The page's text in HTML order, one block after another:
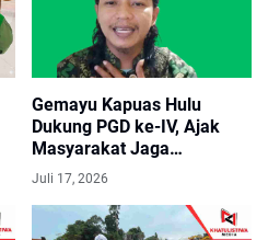
Gemayu Kapuas Hulu
Dukung PGD ke-IV, Ajak
Masyarakat Jaga
Persatuan dan Kerukunan
Juli 17, 2026